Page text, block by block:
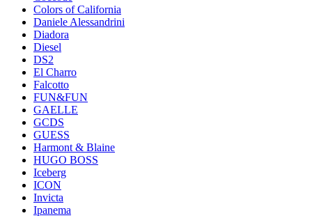
Colors of California
Daniele Alessandrini
Diadora
Diesel
DS2
El Charro
Falcotto
FUN&FUN
GAELLE
GCDS
GUESS
Harmont & Blaine
HUGO BOSS
Iceberg
ICON
Invicta
Ipanema